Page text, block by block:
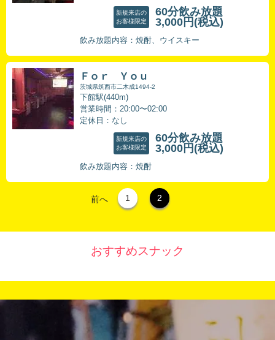
新規来店の
お客様限定
60分飲み放題
3,000円 (税込)
飲み放題内容：焼酎、ウイスキー
Ｆｏｒ Ｙｏｕ
茨城県筑西市二木成1494-2
下館駅(440m)
営業時間：20:00〜02:00
定休日：なし
新規来店の
お客様限定
60分飲み放題
3,000円 (税込)
飲み放題内容：焼酎
前へ 1 2
おすすめスナック